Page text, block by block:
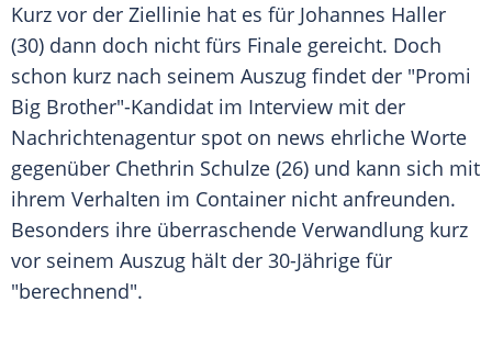
Kurz vor der Ziellinie hat es für Johannes Haller
(30) dann doch nicht fürs Finale gereicht. Doch
schon kurz nach seinem Auszug findet der "Promi
Big Brother"-Kandidat im Interview mit der
Nachrichtenagentur spot on news ehrliche Worte
gegenüber Chethrin Schulze (26) und kann sich mit
ihrem Verhalten im Container nicht anfreunden.
Besonders ihre überraschende Verwandlung kurz
vor seinem Auszug hält der 30-Jährige für
"berechnend".